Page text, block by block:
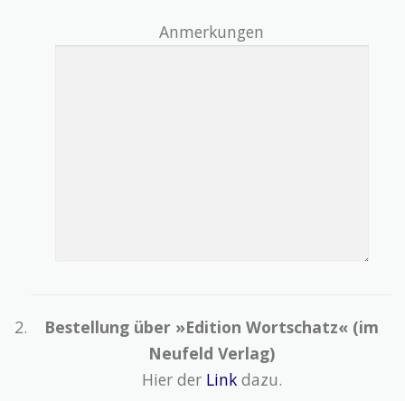
Anmerkungen
Bestellung über »Edition Wortschatz« (im
Neufeld Verlag)
Hier der Linkdazu.